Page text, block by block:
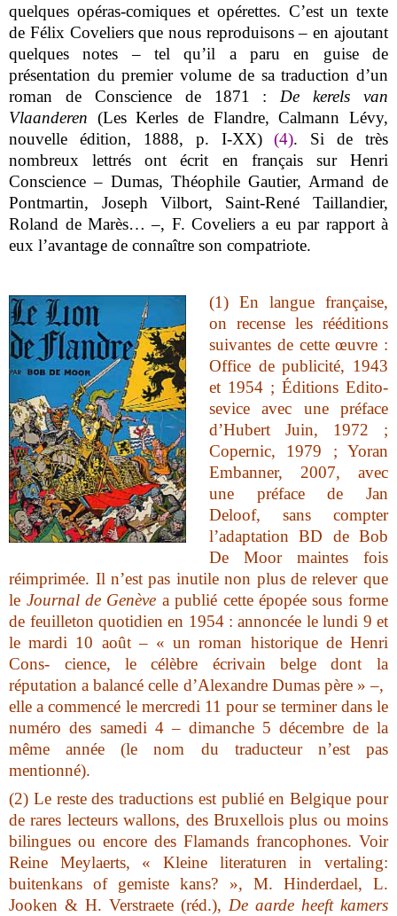
quelques opéras-comiques et opérettes. C’est un texte
de Félix Coveliers que nous reproduisons – en ajoutant
quelques notes – tel qu’il a paru en guise de
présentation du premier volume de sa traduction d’un
roman de Conscience de 1871 :
De kerels van
Vlaanderen (Les Kerles de Flandre, Calmann Lévy,
nouvelle édition, 1888, p. I-XX)(4). Si de très
nombreux lettrés ont écrit en français sur Henri
Conscience – Dumas, Théophile Gautier, Armand de
Pontmartin, Joseph Vilbort, Saint-René Taillandier,
Roland de Marès… –, F. Coveliers a eu par rapport à
eux l’avantage de connaître son compatriote.
(1) En langue française,
on recense les rééditions
suivantes de cette œuvre :
Office de publicité, 1943
et 1954 ; Éditions Edito-
sevice avec une préface
d’Hubert Juin, 1972 ;
Copernic, 1979 ; Yoran
Embanner, 2007, avec
une préface de Jan
Deloof, sans compter
l’adaptation BD de Bob
De Moor maintes fois
réimprimée. Il n’est pas inutile non plus de relever que
le Journal de Genève a publié cette épopée sous forme
de feuilleton quotidien en 1954 : annoncée le lundi 9 et
le mardi 10 août – « un roman historique de Henri
Cons- cience, le célèbre écrivain belge dont la
réputation a balancé celle d’Alexandre Dumas père » –,
elle a commencé le mercredi 11 pour se terminer dans le
numéro des samedi 4 – dimanche 5 décembre de la
même année (le nom du traducteur n’est pas
mentionné).
(2) Le reste des traductions est publié en Belgique pour
de rares lecteurs wallons, des Bruxellois plus ou moins
bilingues ou encore des Flamands francophones. Voir
Reine Meylaerts, « Kleine literaturen in vertaling:
buitenkans of gemiste kans? », M. Hinderdael, L.
Jooken & H. Verstraete (réd.), De aarde heeft kamers